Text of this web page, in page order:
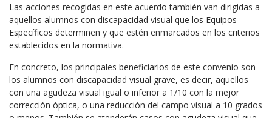
Las acciones recogidas en este acuerdo también van dirigidas a
aquellos alumnos con discapacidad visual que los Equipos
Específicos determinen y que estén enmarcados en los criterios
establecidos en la normativa.
En concreto, los principales beneficiarios de este convenio son
los alumnos con discapacidad visual grave, es decir, aquellos
con una agudeza visual igual o inferior a 1/10 con la mejor
corrección óptica, o una reducción del campo visual a 10 grados